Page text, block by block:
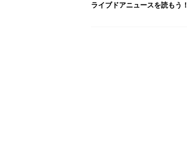
ライブドアニュースを読もう！